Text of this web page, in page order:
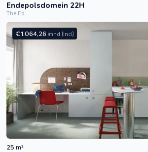
Endepolsdomein 22H
The Ed
€ 1.064,26 /mnd (incl)
25 m²